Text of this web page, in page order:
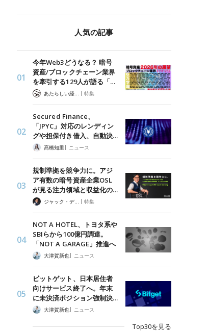
人気の記事
今年Web3どうなる？ 暗号
資産/ブロックチェーン業界
を牽引する129人が語る「…
| 特集
Secured Finance、
「JPYC」対応のレンディン
グや担保付き借入、自動決…
髙橋知里 | ニュース
規制準拠を競争力に。アジ
ア有数の暗号資産企業OSL
が見る注力領域と収益化の…
ジャック・デロン（Jack Derong） | 特集
NOT A HOTEL、トヨタ系や
SBIらから100億円調達。
「NOT A GARAGE」推進へ
大津賀新也| ニュース
ビットゲット、日本居住者
向けサービス終了へ。年末
に未決済ポジション強制決…
大津賀新也| ニュース
Top30を見る